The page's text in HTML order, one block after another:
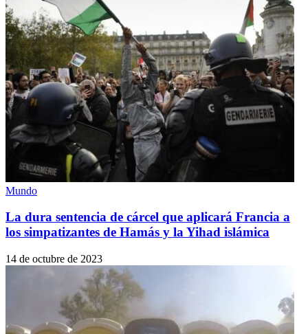
Mundo
La dura sentencia de cárcel que aplicará Francia a
los simpatizantes de Hamás y la Yihad islámica
14 de octubre de 2023